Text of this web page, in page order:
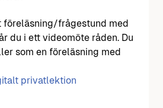
föreläsning/frågestund med
du i ett videomöte råden. Du
som en föreläsning med
privatlektion